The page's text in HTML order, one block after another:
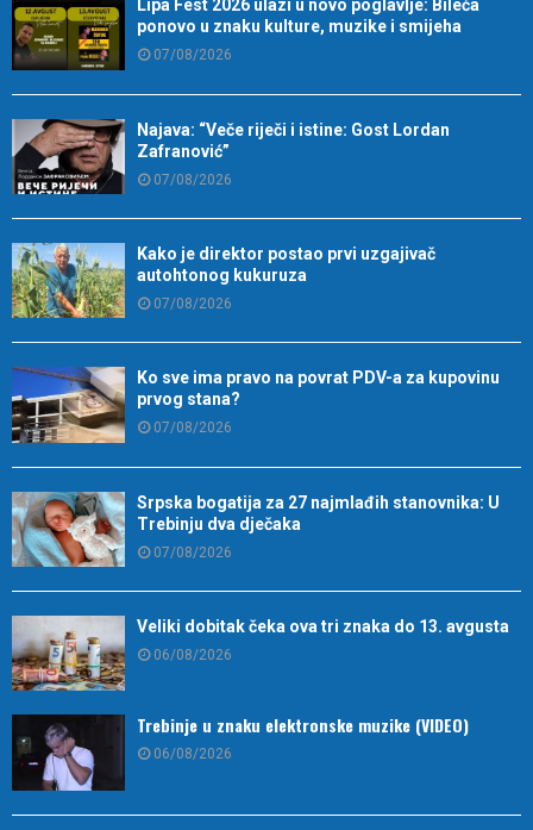
Lipa Fest 2026 ulazi u novo poglavlje: Bileća
ponovo u znaku kulture, muzike i smijeha
07/08/2026
Najava: “Veče riječi i istine: Gost Lordan
Zafranović”
07/08/2026
Kako je direktor postao prvi uzgajivač
autohtonog kukuruza
07/08/2026
Ko sve ima pravo na povrat PDV-a za kupovinu
prvog stana?
07/08/2026
Srpska bogatija za 27 najmlađih stanovnika: U
Trebinju dva dječaka
07/08/2026
Veliki dobitak čeka ova tri znaka do 13. avgusta
06/08/2026
Trebinje u znaku elektronske muzike (VIDEO)
06/08/2026